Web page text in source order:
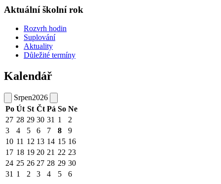
Aktuální školní rok
Rozvrh hodin
Suplování
Aktuality
Důležité termíny
Kalendář
Srpen2026
Po Út St Čt Pá So Ne
27 28 29 30 31 1
2
3
4 5 6 7 8
9
10 11 12 13 14 15 16
17 18 19 20 21 22 23
24 25 26 27 28 29 30
31 1 2 3 4 5 6